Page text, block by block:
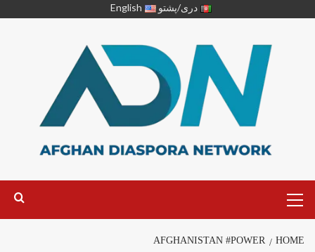
دری/پشتو English
HOME
AFGHANISTAN #POWER